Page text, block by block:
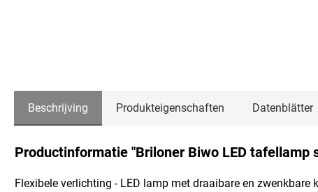
Beschrijving Produkteigenschaften Datenblätter
Productinformatie "Briloner Biwo LED tafellamp
Flexibele verlichting - LED lamp met draaibare en